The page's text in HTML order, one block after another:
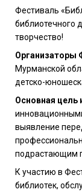
Фестиваль
библиотечного
творчество!
Организаторы
Мурманской
детско-
Основная цель
выявление
подрастающим
К участию в
библиотек,